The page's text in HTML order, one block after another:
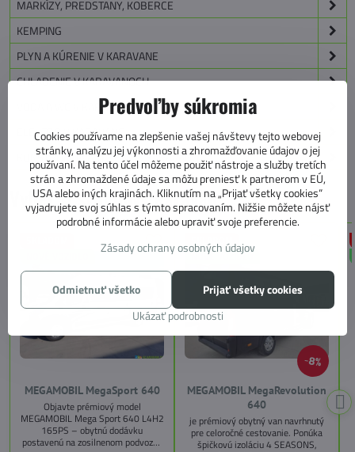
MARKÍZY, PREDSTANY, KOBERCE
KEMPING
PLYN A KÚRENIE V KARAVANE
CHLADENIE V KARAVANOCH
VODA A WC V KARAVANOCH
ELEKTRO V KARAVANE
KONŠTRUKCIA A TECHNIKA KARAVANU
Vyber si svoj nový karavan
MEGAMOBIL MegaSport 640
Objavte prémiový model
MEGAMOBIL Mega Sport 640 L4H2
165PS – obytnú dodávku
postavenú na zosilnenom podvozku
8%
SKLADOM
NOVÉ VOZIDLO
MEGAMOBIL MegaRevolution
640
je prémiový obytný van navrhnutý
pre celoročné cestovanie. Ponúka
špičkovú izoláciu 4 SEASONS,
Predvoľby súkromia
Cookies používame na zlepšenie vašej návštevy tejto webovej
stránky, analýzu jej výkonnosti a zhromažďovanie údajov o jej
používaní. Na tento účel môžeme použiť nástroje a služby tretích
strán a zhromaždené údaje sa môžu preniesť k partnerom v EÚ,
USA alebo iných krajinách. Kliknutím na „Prijať všetky cookies“
vyjadrujete svoj súhlas s týmto spracovaním. Nižšie môžete nájsť
podrobné informácie alebo upraviť svoje preferencie.
Zásady ochrany osobných údajov
Ukázať podrobnosti
Prijať všetky cookies
Odmietnuť všetko